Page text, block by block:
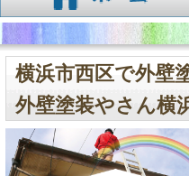
横浜市西区で外壁
外壁塗装やさん横